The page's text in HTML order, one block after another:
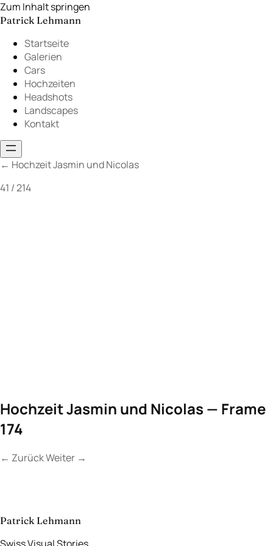
Zum Inhalt springen
Patrick Lehmann
Startseite
Galerien
Cars
Hochzeiten
Headshots
Landscapes
Kontakt
← Hochzeit Jasmin und Nicolas
41 / 214
Hochzeit Jasmin und Nicolas — Frame
174
← ZurückWeiter →
aufnehmen→
Patrick Lehmann